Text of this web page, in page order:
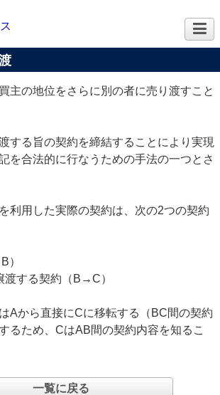
主の地位をさらに別の者に売り渡すこと
する旨の契約を締結することにより実現
を合法的に行なうための手法の一つとさ
利用した実際の契約は、次の2つの契約
）
渡する契約（B→C）
Aから直接にCに移転する（BC間の契約
るため、CはAB間の契約内容を知るこ
一覧に戻る